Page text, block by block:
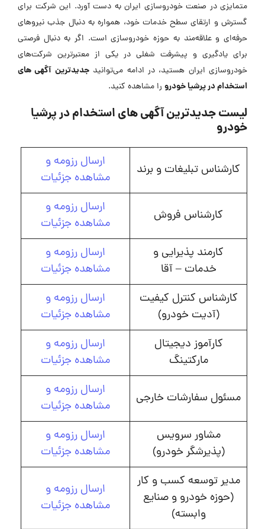
متمایزی در صنعت خودروسازی ایران به دست آورد. این شرکت برای
گسترش و ارتقای سطح خدمات خود، همواره به دنبال جذب نیروهای
حرفه‌ای و علاقه‌مند به حوزه خودروسازی است. اگر به دنبال فرصتی
برای یادگیری و پیشرفت شغلی در یکی از معتبرترین شرکت‌های
خودروسازی ایران هستید، در ادامه می‌توانیدجدیدترین آگهی های
استخدام در پرشیا خودرو را مشاهده کنید.
لیست جدیدترین آگهی های استخدام در پرشیا
خودرو
کارشناس تبلیغات و برند
ارسال رزومه و
مشاهده جزئیات
کارشناس فروش
ارسال رزومه و
مشاهده جزئیات
کارمند پذیرایی و
خدمات – آقا
ارسال رزومه و
مشاهده جزئیات
کارشناس کنترل کیفیت
(آدیت خودرو)
ارسال رزومه و
مشاهده جزئیات
کارآموز دیجیتال
مارکتینگ
ارسال رزومه و
مشاهده جزئیات
مسئول سفارشات خارجی
ارسال رزومه و
مشاهده جزئیات
مشاور سرویس
(پذیرشگر خودرو)
ارسال رزومه و
مشاهده جزئیات
مدیر توسعه کسب و کار
(حوزه خودرو و صنایع
وابسته)
ارسال رزومه و
مشاهده جزئیات